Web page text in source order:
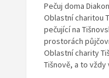
Pečuj doma
Oblastní charitou
pečující na
prostorách
Oblastní charity
Tišnově, a to vždy